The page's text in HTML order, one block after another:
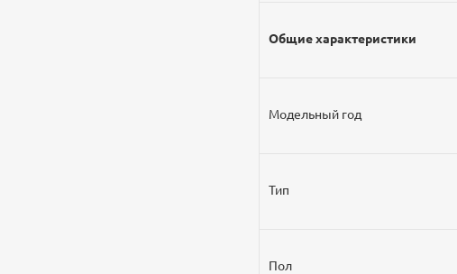
Общие характеристики
Модельный год
Тип
Пол